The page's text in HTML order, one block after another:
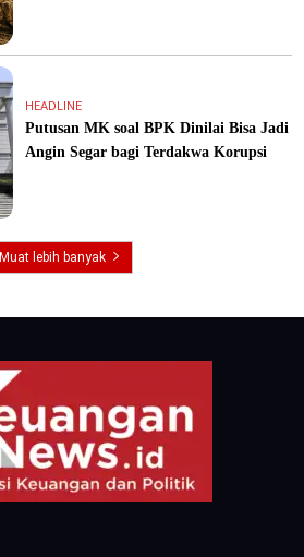
HEADLINE
Putusan MK soal BPK Dinilai Bisa Jadi
Angin Segar bagi Terdakwa Korupsi
Muat lebih banyak